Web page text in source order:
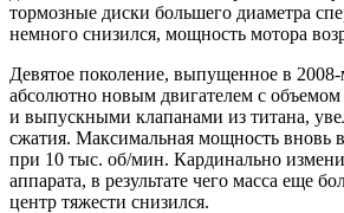
тормозные диски большего диаметра
немного снизился, мощность мотора
Девятое поколение, выпущенное в
абсолютно новым двигателем с
и выпускными клапанами из титана,
сжатия. Максимальная мощность вновь
при 10 тыс. об/мин. Кардинально
аппарата, в результате чего масса еще
центр тяжести снизился.